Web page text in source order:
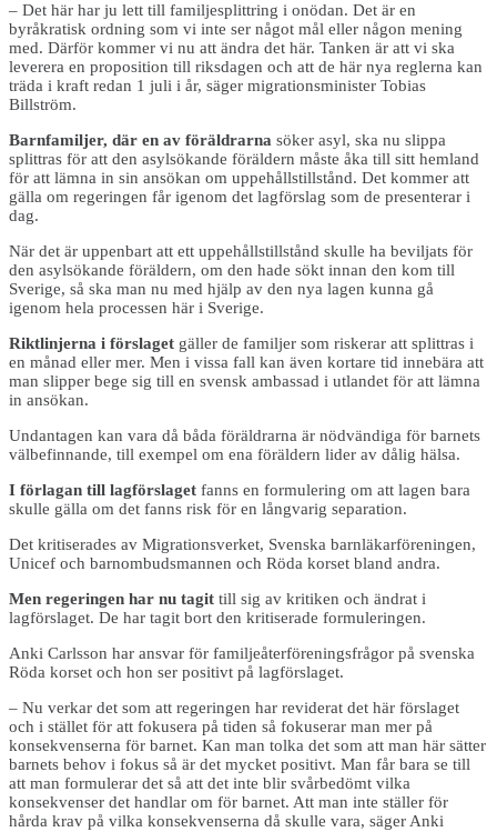
– Det här har ju lett till familjesplittring i onödan. Det är en
byråkratisk ordning som vi inte ser något mål eller någon mening
med. Därför kommer vi nu att ändra det här. Tanken är att vi ska
leverera en proposition till riksdagen och att de här nya reglerna kan
träda i kraft redan 1 juli i år, säger migrationsminister Tobias
Billström.
Barnfamiljer, där en av föräldrarna söker asyl, ska nu slippa
splittras för att den asylsökande föräldern måste åka till sitt hemland
för att lämna in sin ansökan om uppehållstillstånd. Det kommer att
gälla om regeringen får igenom det lagförslag som de presenterar i
dag.
När det är uppenbart att ett uppehållstillstånd skulle ha beviljats för
den asylsökande föräldern, om den hade sökt innan den kom till
Sverige, så ska man nu med hjälp av den nya lagen kunna gå
igenom hela processen här i Sverige.
Riktlinjerna i förslaget gäller de familjer som riskerar att splittras i
en månad eller mer. Men i vissa fall kan även kortare tid innebära att
man slipper bege sig till en svensk ambassad i utlandet för att lämna
in ansökan.
Undantagen kan vara då båda föräldrarna är nödvändiga för barnets
välbefinnande, till exempel om ena föräldern lider av dålig hälsa.
I förlagan till lagförslaget fanns en formulering om att lagen bara
skulle gälla om det fanns risk för en långvarig separation.
Det kritiserades av Migrationsverket, Svenska barnläkarföreningen,
Unicef och barnombudsmannen och Röda korset bland andra.
Men regeringen har nu tagit till sig av kritiken och ändrat i
lagförslaget. De har tagit bort den kritiserade formuleringen.
Anki Carlsson har ansvar för familjeåterföreningsfrågor på svenska
Röda korset och hon ser positivt på lagförslaget.
– Nu verkar det som att regeringen har reviderat det här förslaget
och i stället för att fokusera på tiden så fokuserar man mer på
konsekvenserna för barnet. Kan man tolka det som att man här sätter
barnets behov i fokus så är det mycket positivt. Man får bara se till
att man formulerar det så att det inte blir svårbedömt vilka
konsekvenser det handlar om för barnet. Att man inte ställer för
hårda krav på vilka konsekvenserna då skulle vara, säger Anki